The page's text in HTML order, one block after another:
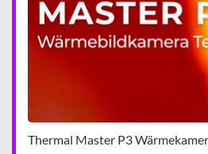
Thermal Master P3